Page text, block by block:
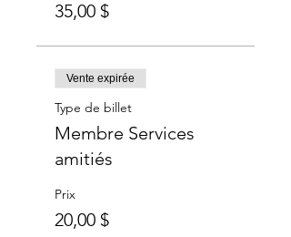
35,00 $
Vente expirée
Type de billet
Membre Services
amitiés
Prix
20,00 $